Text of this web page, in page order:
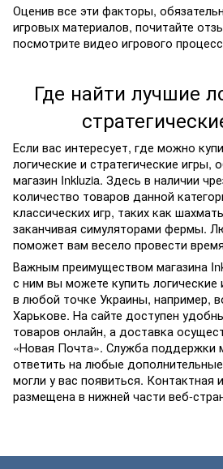
Оценив все эти факторы,
игровых материалов, почитайте
посмотрите видео игрового
Где найти лучшие
Если вас интересует, где можно
логические и стратегические игры,
магазин Inkluzia. Здесь в наличии
количество товаров данной
классических игр, таких как
заканчивая симуляторами фермы.
поможет вам весело провести
Важным преимуществом магазина
с ним вы можете купить логические
в любой точке Украины, например,
Харькове. На сайте доступен
товаров онлайн, а доставка
«Новая Почта». Служба поддержки
ответить на любые
могли у вас появиться. Контактная
размещена в нижней части веб-